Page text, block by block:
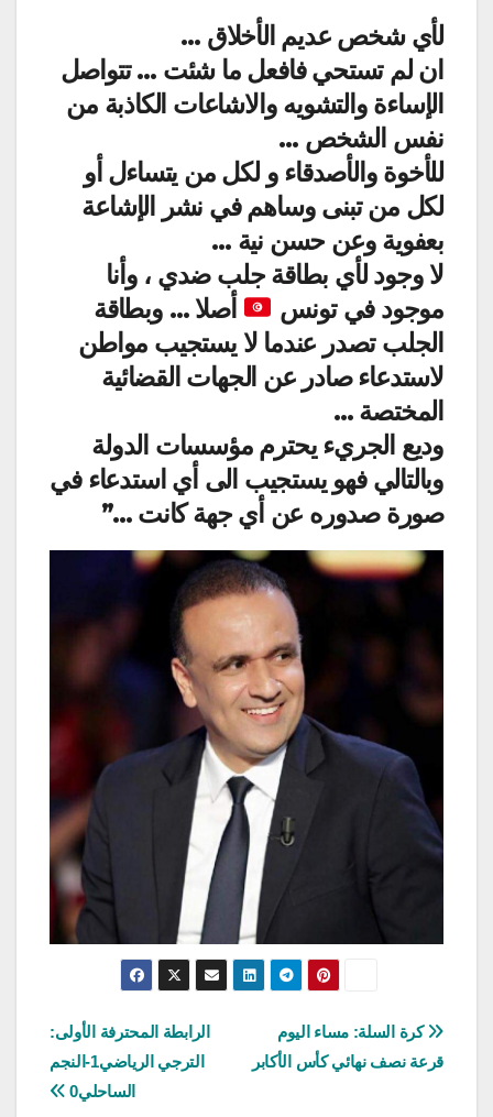
لأي شخص عديم الأخلاق …
ان لم تستحي فافعل ما شئت … تتواصل
الإساءة والتشويه والاشاعات الكاذبة من
نفس الشخص …
للأخوة والأصدقاء و لكل من يتساءل أو
لكل من تبنى وساهم في نشر الإشاعة
بعفوية وعن حسن نية …
لا وجود لأي بطاقة جلب ضدي ، وأنا
موجود في تونس
أصلا … وبطاقة
الجلب تصدر عندما لا يستجيب مواطن
لاستدعاء صادر عن الجهات القضائية
المختصة …
وديع الجريء يحترم مؤسسات الدولة
وبالتالي فهو يستجيب الى أي استدعاء في
صورة صدوره عن أي جهة كانت …”
تصفّح
المقالات
الرابطة المحترفة الأولى:
الترجي الرياضي1-النجم
الساحلي0
كرة السلة: مساء اليوم
قرعة نصف نهائي كأس الأكابر